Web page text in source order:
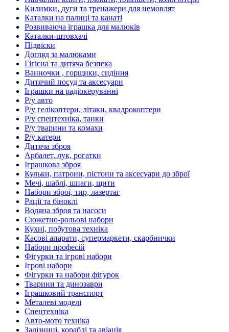
Килимки, дуги та тренажери для немовлят
Каталки на палиці та канаті
Розвиваюча іграшка для малюків
Каталки-штовхачі
Підвіски
Догляд за малюками
Гігієна та дитяча безпека
Ванночки , горщики, сидіння
Дитячий посуд та аксесуари
Іграшки на радіокеруванні
Р/у авто
Р/у гелікоптери, літаки, квадрокоптери
Р/у спецтехніка, танки
Р/у тварини та комахи
Р/у катери
Дитяча зброя
Арбалет, лук, рогатки
Іграшкова зброя
Кульки, патрони, пістони та аксесуари до зброї
Мечі, шаблі, шпаги, щити
Набори зброї, тир, лазертаг
Рації та біноклі
Водяна зброя та насоси
Сюжетно-рольові набори
Кухні, побутова техніка
Касові апарати, супермаркети, скарбнички
Набори професій
Фігурки та ігрові набори
Ігрові набори
Фігурки та набори фігурок
Тварини та динозаври
Іграшковий транспорт
Металеві моделі
Спецтехніка
Авто-мото техніка
Залізниці, кораблі та авіація